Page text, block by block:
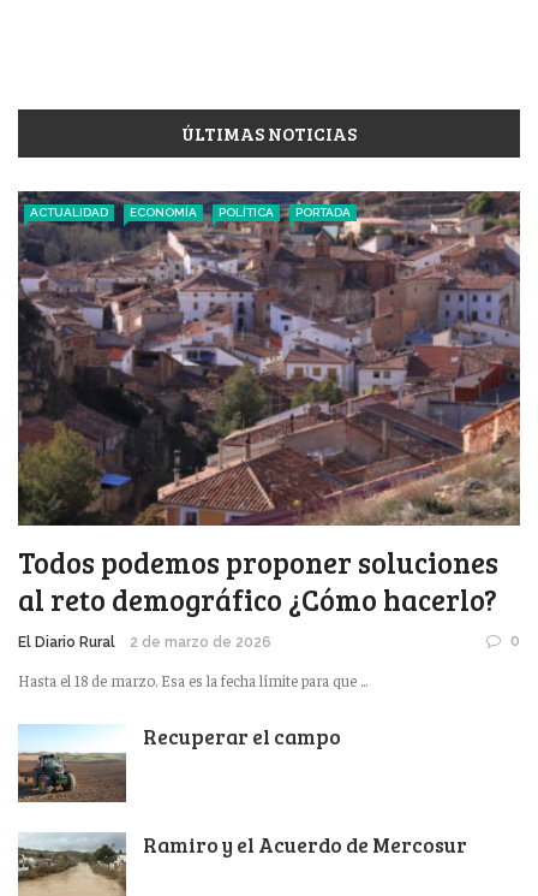
ÚLTIMAS NOTICIAS
ACTUALIDAD ECONOMÍA POLÍTICA PORTADA
Todos podemos proponer soluciones
al reto demográfico ¿Cómo hacerlo?
El Diario Rural 2 de marzo de 2026 0
Hasta el 18 de marzo. Esa es la fecha límite para que ...
Recuperar el campo
Ramiro y el Acuerdo de Mercosur